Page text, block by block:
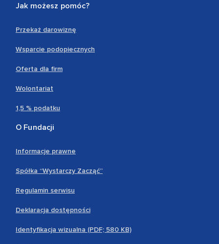
Jak możesz pomóc?
Przekaż darowiznę
Wsparcie podopiecznych
Oferta dla firm
Wolontariat
1,5 % podatku
O Fundacji
Informacje prawne
Spółka “Wystarczy Zacząć”
Regulamin serwisu
Deklaracja dostępności
Identyfikacja wizualna (PDF; 580 KB)